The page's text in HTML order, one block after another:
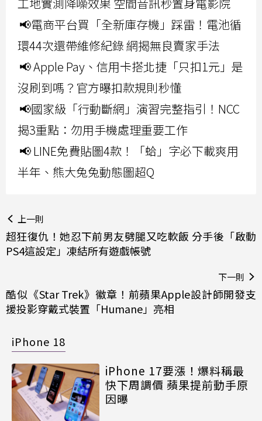
工地實測降噪效果 空間音訊秒置身電影院
📢電商平台買「全新庫存機」踩雷！電池循
環44次還帶維修紀錄 網揭無良賣家手法
📢 Apple Pay、信用卡搭北捷「只扣1元」是
沒刷到嗎？官方曝扣款規則秒懂
📢國家級「行動斷網」演習完整指引！NCC
揭3重點：勿用手機處理重要工作
📢 LINE免費貼圖4款！「蛤」字必下載爽用
半年、熊大兔兔動態圖超Q
上一則
超狂復仇！她忍下前男友劈腿又吃軟飯 分手後「啟動
PS4這設定」凍結所有遊戲帳號
下一則
酷似《Star Trek》徽章！前蘋果Apple設計師開發支
援投影穿戴式裝置「Humane」亮相
iPhone 18
iPhone 17要漲！爆料稱最
快下周調價 蘋果提前動手原
因曝